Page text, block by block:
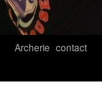
Archerie contact